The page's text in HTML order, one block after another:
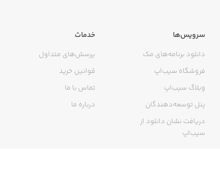
سرویس‌ها
دانلود برنامه‌های مک
فروشگاه سیب‌اپ
وبلاگ سیب‌اپ
پنل توسعه‌دهندگان
دریافت نشان دانلود از
سیب‌اپ
خدمات
پرسش‌های متداول
قوانین خرید
تماس با ما
درباره ما